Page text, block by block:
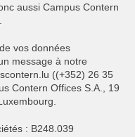
aussi Campus Contern
vos données
message à notre
((+352) 26 35
Contern Offices S.A., 19
: B248.039